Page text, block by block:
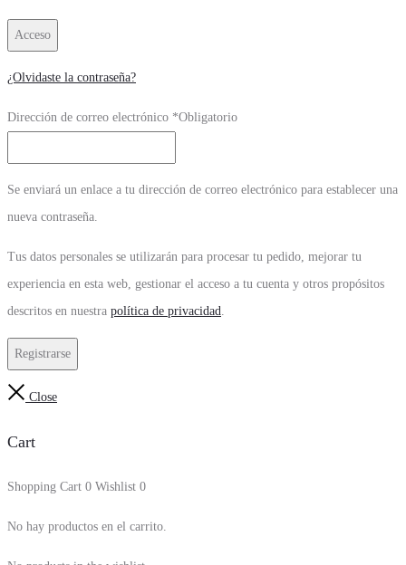
Acceso
¿Olvidaste la contraseña?
Dirección de correo electrónico *Obligatorio
Se enviará un enlace a tu dirección de correo electrónico para establecer una
nueva contraseña.
Tus datos personales se utilizarán para procesar tu pedido, mejorar tu
experiencia en esta web, gestionar el acceso a tu cuenta y otros propósitos
descritos en nuestra política de privacidad
Registrarse
Close
Cart
Shopping Cart 0 Wishlist 0
No hay productos en el carrito.